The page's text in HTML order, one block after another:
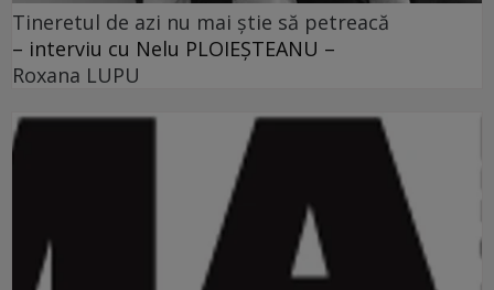
Tineretul de azi nu mai ştie să petreacă
– interviu cu Nelu PLOIEŞTEANU –
Roxana LUPU